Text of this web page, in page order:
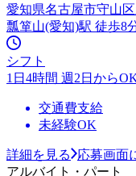
愛知県名古屋市守山
瓢箪山(愛知)駅 徒歩8
シフト
1日4時間 週2日から
交通費支給
未経験OK
詳細を見る
応募画面
アルバイト・パート